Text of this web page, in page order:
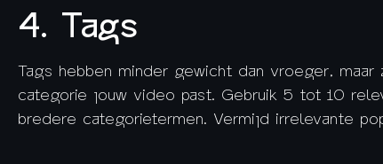
4. Tags
Tags hebben minder gewicht dan vroeger,
categorie jouw video past. Gebruik 5 tot 10
bredere categorietermen. Vermijd irrelevante